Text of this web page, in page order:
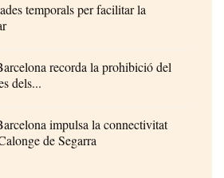
temporals per facilitar la
recorda la prohibició del
dels...
impulsa la connectivitat
de Segarra